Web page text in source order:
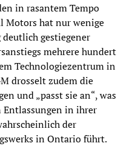
in rasantem Tempo
Motors hat nur wenige
gestiegener
mehrere hundert
Technologiezentrum in
drosselt zudem die
und „passt sie an“, was
in ihrer
der
in Ontario führt.